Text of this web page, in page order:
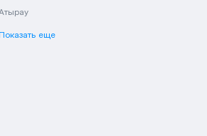
Показать еще